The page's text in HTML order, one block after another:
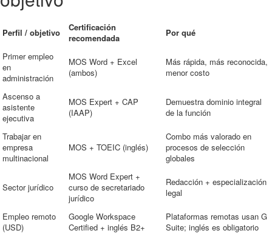
Perfil / objetivo
Certificación
recomendada
Por qué
Primer empleo
en
administración
MOS Word + Excel
(ambos)
Más rápida, más reconocida,
menor costo
Ascenso a
asistente
ejecutiva
MOS Expert + CAP
(IAAP)
Demuestra dominio integral
de la función
Trabajar en
empresa
multinacional
MOS + TOEIC (inglés)
Combo más valorado en
procesos de selección
globales
Sector jurídico
MOS Word Expert +
curso de secretariado
jurídico
Redacción + especialización
legal
Empleo remoto
(USD)
Google Workspace
Certified + inglés B2+
Plataformas remotas usan G
Suite; inglés es obligatorio